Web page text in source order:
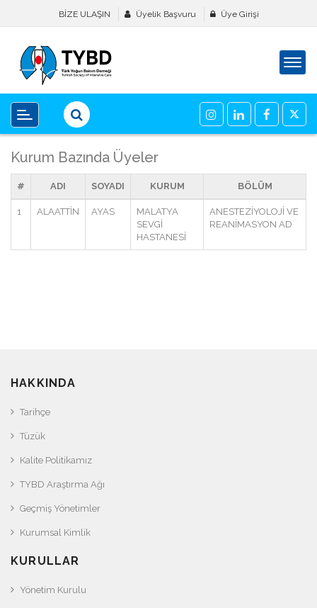
BİZE ULAŞIN Üyelik Başvuru Üye Girişi
Kurum Bazında Üyeler
# ADI SOYADI KURUM BÖLÜM
1 ALAATTİN AYAS
MALATYA
SEVGİ
HASTANESİ
ANESTEZİYOLOJİ VE
REANİMASYON AD
HAKKINDA
Tarihçe
Tüzük
Kalite Politikamız
TYBD Araştırma Ağı
Geçmiş Yönetimler
Kurumsal Kimlik
KURULLAR
Yönetim Kurulu